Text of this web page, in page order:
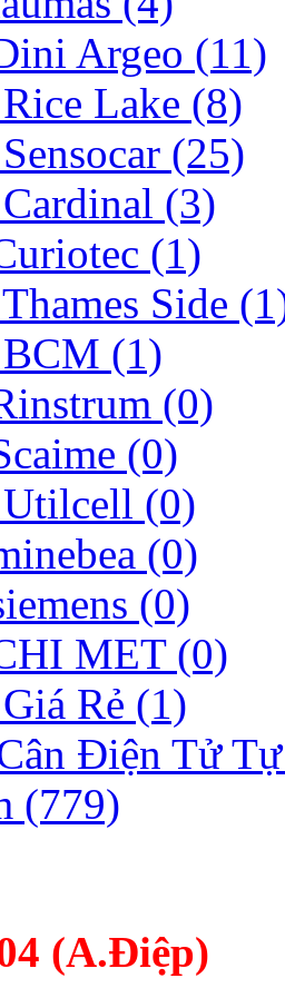
Argeo (11)
Lake (8)
(25)
(3)
(1)
Side
(1)
(0)
(0)
(0)
(0)
(0)
MET (0)
Rẻ (1)
Điện Tử
(779)
(A.Điệp)